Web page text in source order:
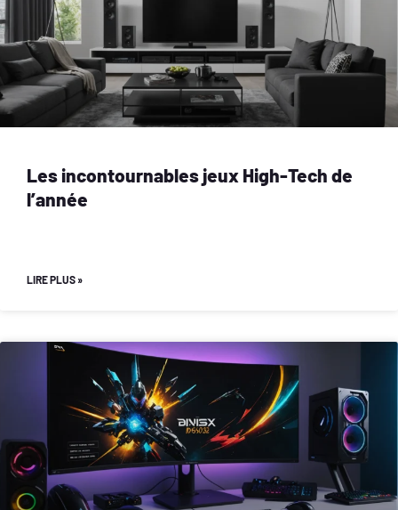
Les incontournables jeux High-Tech de
l’année
LIRE PLUS »